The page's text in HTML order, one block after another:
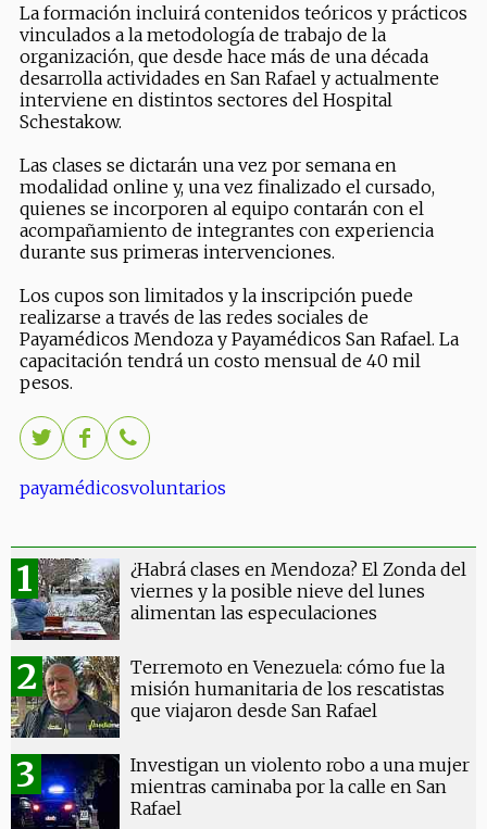
La formación incluirá contenidos teóricos y prácticos
vinculados a la metodología de trabajo de la
organización, que desde hace más de una década
desarrolla actividades en San Rafael y actualmente
interviene en distintos sectores del Hospital
Schestakow.
Las clases se dictarán una vez por semana en
modalidad online y, una vez finalizado el cursado,
quienes se incorporen al equipo contarán con el
acompañamiento de integrantes con experiencia
durante sus primeras intervenciones.
Los cupos son limitados y la inscripción puede
realizarse a través de las redes sociales de
Payamédicos Mendoza y Payamédicos San Rafael. La
capacitación tendrá un costo mensual de 40 mil
pesos.
payamédicosvoluntarios
¿Habrá clases en Mendoza? El Zonda del
viernes y la posible nieve del lunes
alimentan las especulaciones
Terremoto en Venezuela: cómo fue la
misión humanitaria de los rescatistas
que viajaron desde San Rafael
Investigan un violento robo a una mujer
mientras caminaba por la calle en San
Rafael